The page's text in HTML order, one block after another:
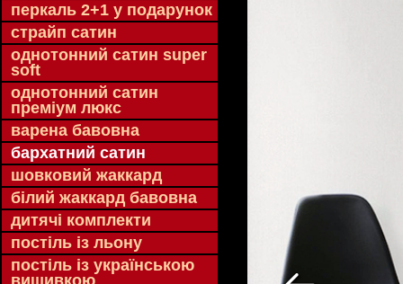
перкаль 2+1 у подарунок
страйп сатин
однотонний сатин super
soft
однотонний сатин
преміум люкс
варена бавовна
бархатний сатин
шовковий жаккард
білий жаккард бавовна
дитячі комплекти
постіль із льону
постіль із українською
вишивкою